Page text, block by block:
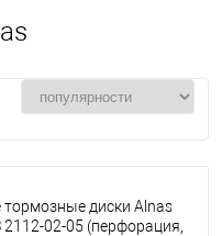
тормозные диски Alnas
02-05 (перфорация,